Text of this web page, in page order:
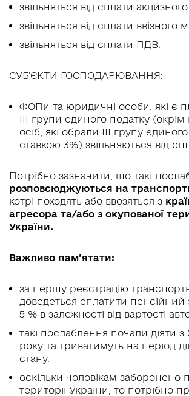
звільняться від сплати
звільняться від сплати ввізного
звільняться від сплати ПДВ.
СУБ’ЄКТИ ГОСПОДАРЮВАННЯ:
ФОПи та юридичні особи, які є
ІІІ групи єдиного податку
осіб, які обрали ІІІ групу
ставкою 3%) звільняються від
Потрібно зазначити, що такі
розповсюджуються на
котрі походять або ввозяться з
агресора та/або з окупованої
України.
Важливо пам’ятати:
за першу реєстрацію
доведеться сплатити пенсійний
5 % в залежності від вартості
такі послаблення почали діяти з
року та триватимуть на період
стану.
оскільки чоловікам заборонено
території України, то потрібно